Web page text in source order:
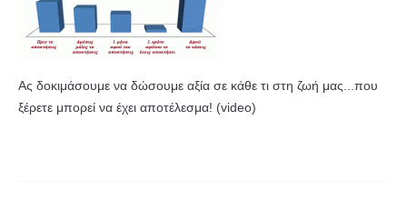
Ας δοκιμάσουμε να δώσουμε αξία σε κάθε τι στη ζωή μας...που
ξέρετε μπορεί να έχει αποτέλεσμα! (video)